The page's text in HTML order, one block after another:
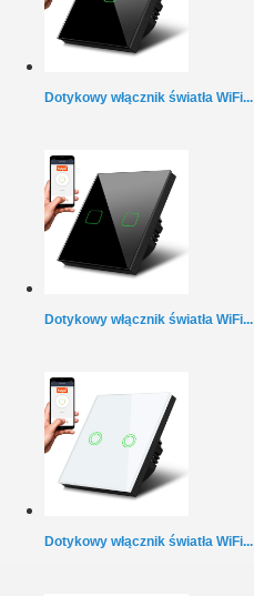
Dotykowy włącznik światła WiFi...
Dotykowy włącznik światła WiFi...
Dotykowy włącznik światła WiFi...